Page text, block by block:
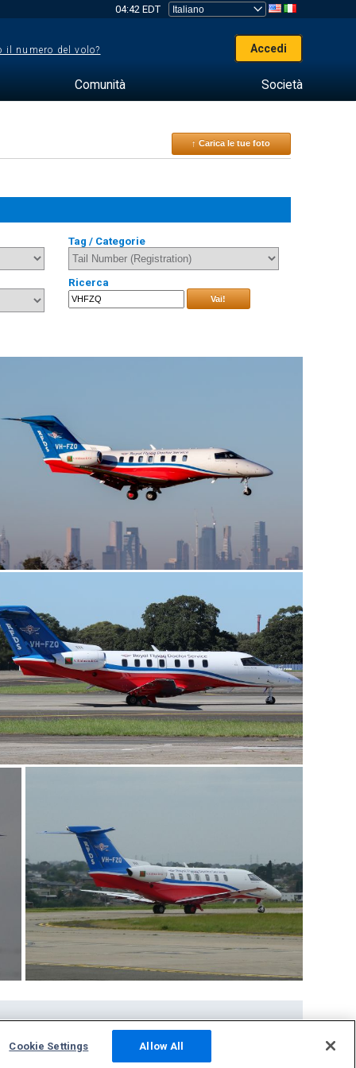
04:42 EDT
il numero del volo? Accedi
Comunità Società
↑ Carica le tue foto
Tag / Categorie
Ricerca
Vai!
Comunità
Cookie Settings Allow All